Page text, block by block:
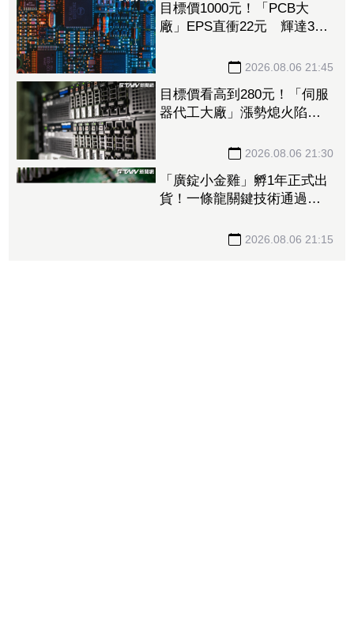
目標價1000元！「PCB大
廠」EPS直衝22元 輝達3年
2026.08.06 21:45
目標價看高到280元！「伺服
器代工大廠」漲勢熄火陷連2
張、抽回21億元2026.08.06 21:30
「廣錠小金雞」孵1年正式出
貨！一條龍關鍵技術通過驗
2026.08.06 21:15